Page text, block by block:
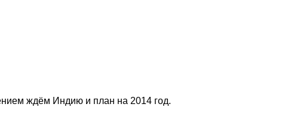
ждём Индию и план на 2014 год.